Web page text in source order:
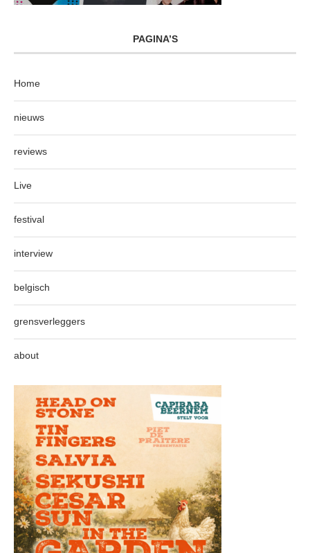
PAGINA’S
Home
nieuws
reviews
Live
festival
interview
belgisch
grensverleggers
about